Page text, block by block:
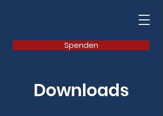
Spenden
Downloads